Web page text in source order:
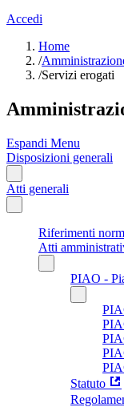
Accedi
Home
/
/Servizi erogati
Espandi Menu
Disposizioni generali
Atti generali
Riferimenti
Atti
PIAO -
Statuto